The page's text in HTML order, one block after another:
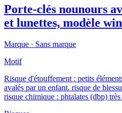
Porte-clés nounours
et lunettes, modèle
Marque · Sans marque
Motif
Risque d'étouffement : petits
avalés par un enfant. risque de
risque chimique : phtalates (dbp)